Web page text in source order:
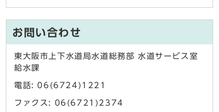
お問い合わせ
東大阪市上下水道局水道総務部 水道サービス室
給水課
電話: 06(6724)1221
ファクス: 06(6721)2374